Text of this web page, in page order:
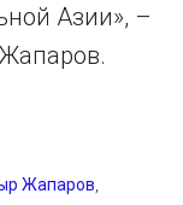
Азии», –
Жапаров